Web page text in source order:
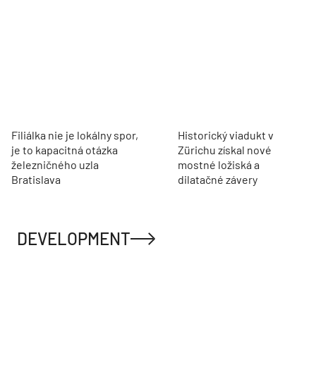
Filiálka nie je lokálny spor,
je to kapacitná otázka
železničného uzla
Bratislava
Historický viadukt v
Zürichu získal nové
mostné ložiská a
dilatačné závery
DEVELOPMENT